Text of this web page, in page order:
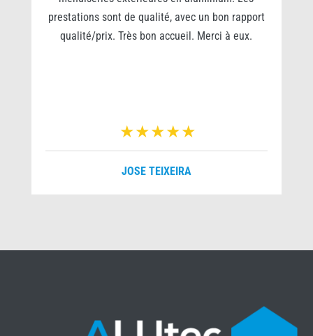
prestations sont de qualité, avec un bon rapport
qualité/prix. Très bon accueil. Merci à eux.
JOSE TEIXEIRA